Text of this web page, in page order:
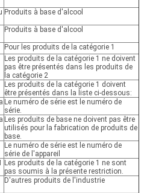
Produits à base d'alcool
Produits à base d'alcool
Pour les produits de la catégorie 1
Les produits de la catégorie 1 ne doivent
pas être présentés dans les produits de
la catégorie 2
Les produits de la catégorie 1 doivent
être présentés dans la liste ci-dessous:
Le numéro de série est le numéro de
série.
Les produits de base ne doivent pas être
utilisés pour la fabrication de produits de
base.
Le numéro de série est le numéro de
série de l'appareil
Les produits de la catégorie 1 ne sont
pas soumis à la présente restriction.
D'autres produits de l'industrie